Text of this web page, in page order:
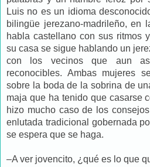
Luis no es un idioma
bilingüe jerezano-madrileño, en
habla castellano con sus ritmos
su casa se sigue hablando un
con los vecinos que aun
reconocibles. Ambas mujeres
sobre la boda de la sobrina de
maja que ha tenido que casarse
hizo mucho caso de los
enlutada tradicional gobernada
se espera que se haga.
–A ver jovencito, ¿qué es lo que